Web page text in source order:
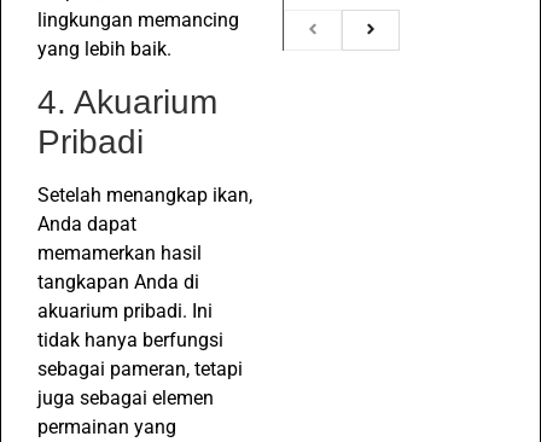
lingkungan memancing
yang lebih baik.
4. Akuarium
Pribadi
Setelah menangkap ikan,
Anda dapat
memamerkan hasil
tangkapan Anda di
akuarium pribadi. Ini
tidak hanya berfungsi
sebagai pameran, tetapi
juga sebagai elemen
permainan yang